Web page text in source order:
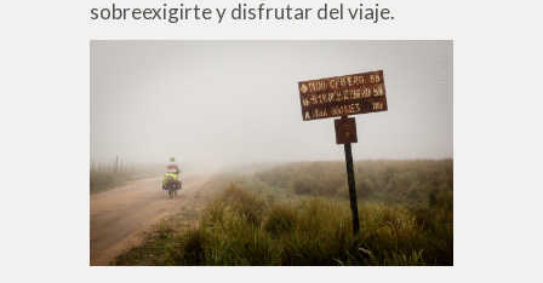
sobreexigirte y disfrutar del viaje.